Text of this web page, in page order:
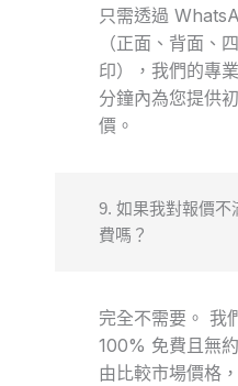
只需透過
（正面、背面、
印），我們的專
分鐘內為您提供
價。
9. 如果我對報價不
費嗎？
完全不需要。 我
100% 免費且無
由比較市場價格